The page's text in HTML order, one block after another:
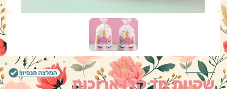
שקיות חד קרן ארוכות